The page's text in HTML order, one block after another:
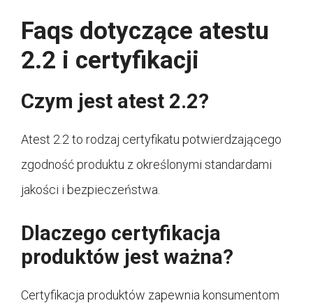
Faqs dotyczące atestu
2.2 i certyfikacji
Czym jest atest 2.2?
Atest 2.2 to rodzaj certyfikatu potwierdzającego
zgodność produktu z określonymi standardami
jakości i bezpieczeństwa.
Dlaczego certyfikacja
produktów jest ważna?
Certyfikacja produktów zapewnia konsumentom